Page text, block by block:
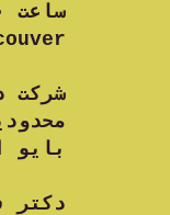
ساعت ۶:۳۰ تا ۸:۳۰ عصر
بایو
دکتر